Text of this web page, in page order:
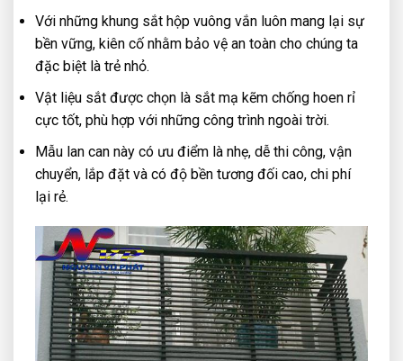
Với những khung sắt hộp vuông vắn luôn mang lại sự
bền vững, kiên cố nhằm bảo vệ an toàn cho chúng ta
đặc biệt là trẻ nhỏ.
Vật liệu sắt được chọn là sắt mạ kẽm chống hoen rỉ
cực tốt, phù hợp với những công trình ngoài trời.
Mẫu lan can này có ưu điểm là nhẹ, dễ thi công, vận
chuyển, lắp đặt và có độ bền tương đối cao, chi phí
lại rẻ.